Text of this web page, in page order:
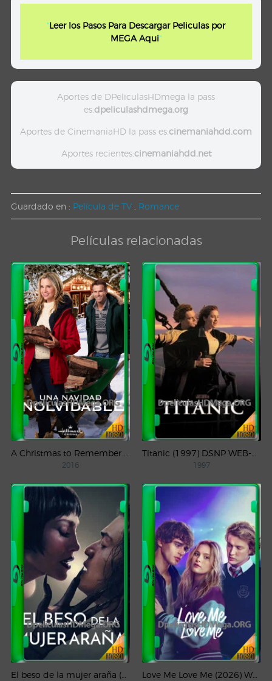
"Leer los Pasos Para Descargar Peliculas por
MEGA Aqui"
Aportes de DPeliculasHDmega la pass
es:dpeliculashdmega.org
Aportes de CinemaniaHD la pass es:cinemaniahdd.com
Aportes recientes:cinemaniahdd.net
Guardado en : Película de TV Romance
Películas relacionadas
2016 1997